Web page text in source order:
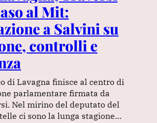
al Mit:
a Salvini su
controlli e
di Lavagna finisce al centro di
parlamentare firmata da
Nel mirino del deputato del
ci sono la lunga stagione…